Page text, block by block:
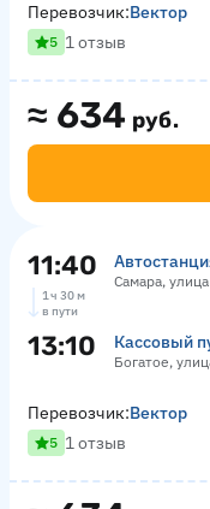
≈ 634 руб.
Перевозчик:Вектор
5 1 отзыв
11:40 Самара,
1 ч 30 м
в пути
13:10 Кассовый
Богатое,
Перевозчик:Вектор
5 1 отзыв